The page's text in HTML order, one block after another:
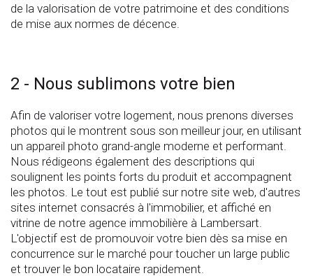
de la valorisation de votre patrimoine et des conditions
de mise aux normes de décence.
2 - Nous sublimons votre bien
Afin de valoriser votre logement, nous prenons diverses
photos qui le montrent sous son meilleur jour, en utilisant
un appareil photo grand-angle moderne et performant.
Nous rédigeons également des descriptions qui
soulignent les points forts du produit et accompagnent
les photos. Le tout est publié sur notre site web, d'autres
sites internet consacrés à l'immobilier, et affiché en
vitrine de notre agence immobilière à Lambersart.
L'objectif est de promouvoir votre bien dès sa mise en
concurrence sur le marché pour toucher un large public
et trouver le bon locataire rapidement.